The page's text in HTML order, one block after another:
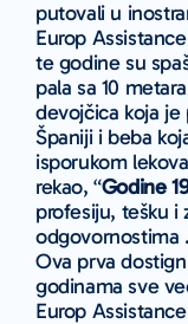
putovali u
Europ
te godine su
pala sa 10
devojčica koja
Španiji i beba
isporukom
rekao, “Godine
profesiju, tešku i
odgovornostima
Ova prva
godinama sve
Europ